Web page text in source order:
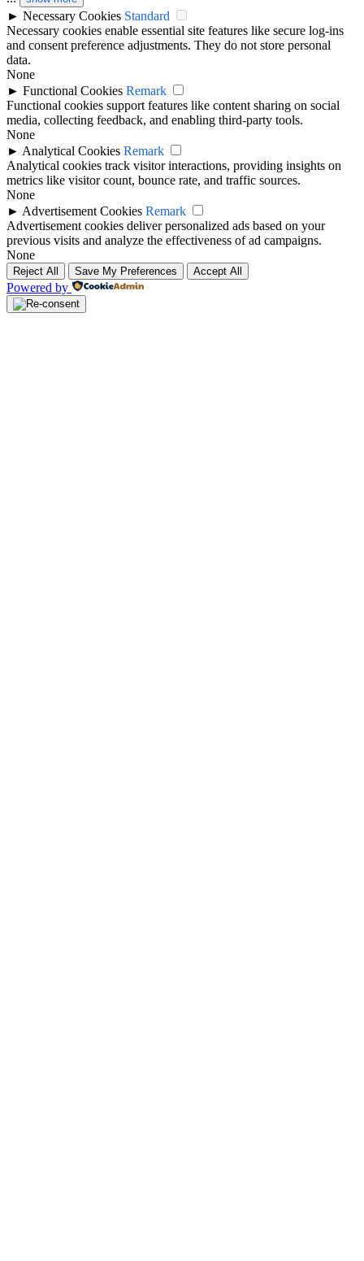
► Necessary Cookies Standard
Necessary cookies enable essential site features like secure log-ins
and consent preference adjustments. They do not store personal
data.
None
► Functional Cookies Remark
Functional cookies support features like content sharing on social
media, collecting feedback, and enabling third-party tools.
None
► Analytical Cookies Remark
Analytical cookies track visitor interactions, providing insights on
metrics like visitor count, bounce rate, and traffic sources.
None
► Advertisement Cookies Remark
Advertisement cookies deliver personalized ads based on your
previous visits and analyze the effectiveness of ad campaigns.
None
Reject All Save My Preferences Accept All
Powered by